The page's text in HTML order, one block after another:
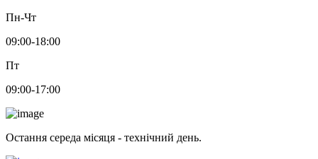
Пн-Чт
09:00-18:00
Пт
09:00-17:00
Остання середа місяця - технічний день.